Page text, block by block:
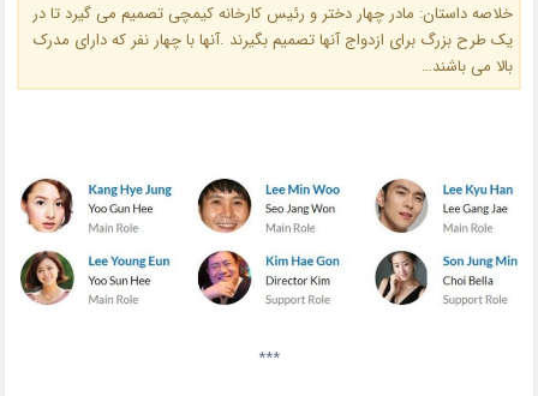
خلاصه داستان: مادر چهار دختر و رئیس کارخانه کیمچی تصمیم می گیرد تا در
یک طرح بزرگ برای ازدواج آنها تصمیم بگیرند .آنها با چهار نفر که دارای مدرک
بالا می باشند…
***